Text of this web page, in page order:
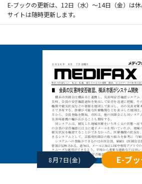
E-ブックの更新は、12日（水）～14日（金）は
サイトは随時更新します。
8月7日(金) E-ブ